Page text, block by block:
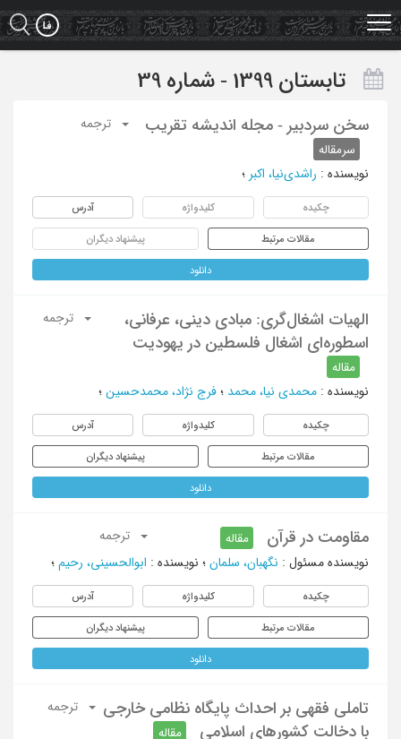
Skip
to
main
تابستان 1399 - شماره 39
سخن سردبیر - مجله اندیشه تقریب
سرمقاله
ترجمه
نویسنده : راشدی‌نیا، اکبر ؛
چکیده کلیدواژه آدرس
مقالات مرتبط پیشنهاد دیگران
دانلود
الهیات اشغال‌گری: مبادی دینی، عرفانی،
اسطوره‌ای اشغال فلسطین در یهودیت
مقاله
ترجمه
نویسنده : محمدی نیا، محمد ؛ فرج نژاد، محمدحسین ؛
چکیده کلیدواژه آدرس
مقالات مرتبط پیشنهاد دیگران
دانلود
مقاومت در قرآن مقاله
ترجمه
نویسنده مسئول : نگهبان، سلمان ؛ نویسنده : ابوالحسینی، رحیم ؛
چکیده کلیدواژه آدرس
مقالات مرتبط پیشنهاد دیگران
دانلود
تاملی فقهی بر احداث پایگاه‌ نظامی خارجی
با دخالت کشورهای اسلامی
مقاله
ترجمه